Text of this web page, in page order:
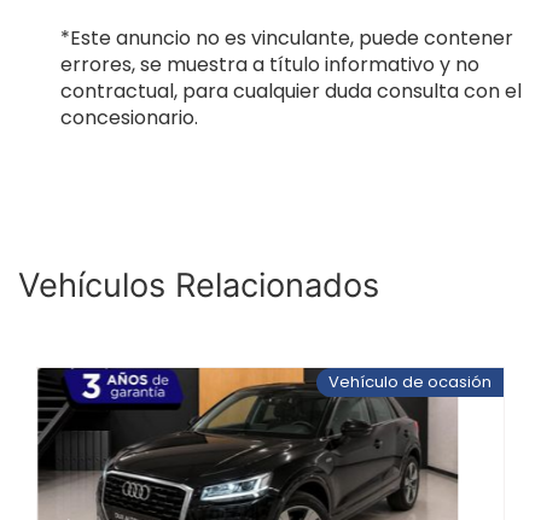
*Este anuncio no es vinculante, puede contener
errores, se muestra a título informativo y no
contractual, para cualquier duda consulta con el
concesionario.
Vehículos Relacionados
Vehículo de ocasión